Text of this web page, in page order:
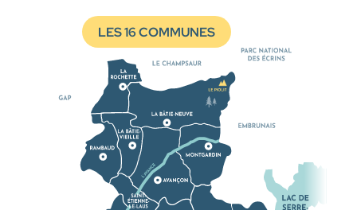
LES 16 COMMUNES